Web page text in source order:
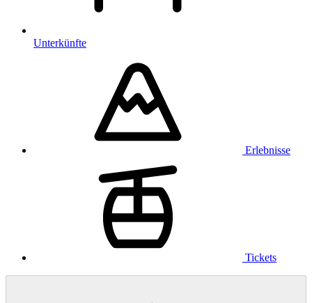
Unterkünfte
Erlebnisse
Tickets